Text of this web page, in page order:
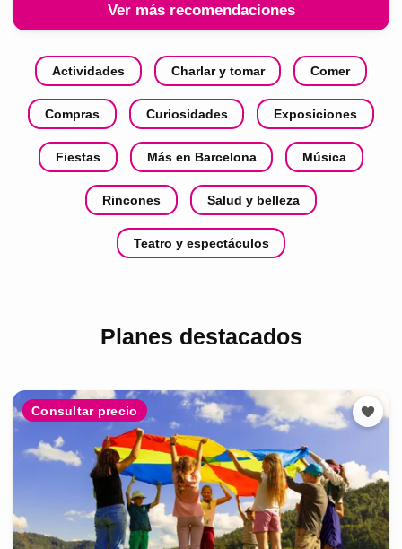
Ver más recomendaciones
Actividades Charlar y tomar Comer
Compras Curiosidades Exposiciones
Fiestas Más en Barcelona Música
Rincones Salud y belleza
Teatro y espectáculos
Planes destacados
Consultar precio